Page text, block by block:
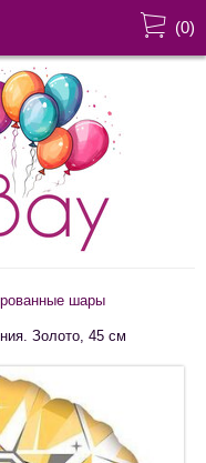
(0)
шары
Золото, 45 см